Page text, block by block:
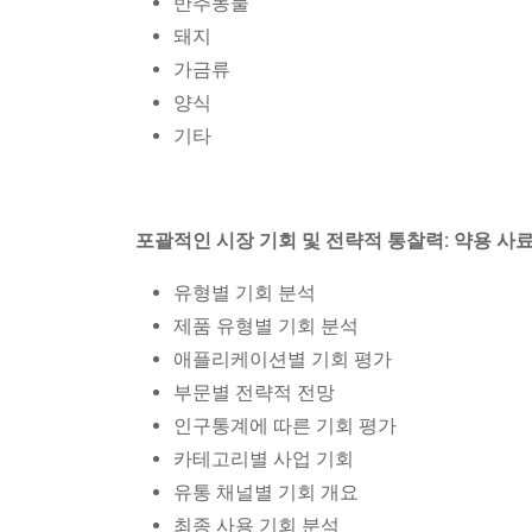
돼지
가금류
양식
기타
포괄적인 시장 기회 및 전략적 통찰력: 약용 사
유형별 기회 분석
제품 유형별 기회 분석
애플리케이션별 기회 평가
부문별 전략적 전망
인구통계에 따른 기회 평가
카테고리별 사업 기회
유통 채널별 기회 개요
최종 사용 기회 분석